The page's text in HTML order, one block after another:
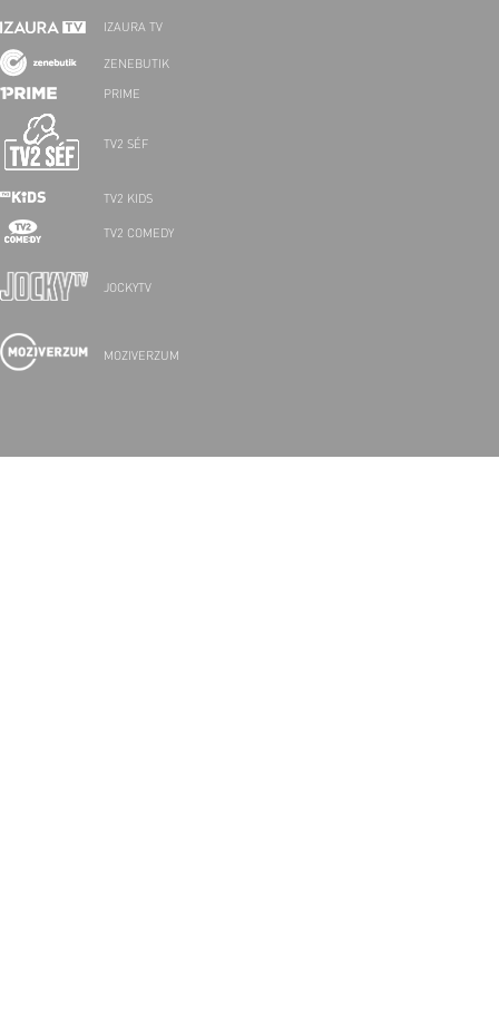
IZAURA TV
ZENEBUTIK
PRIME
TV2 SÉF
TV2 KIDS
TV2 COMEDY
JOCKYTV
MOZIVERZUM